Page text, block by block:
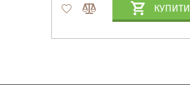
КУПИТИ
Спальні, Ліжка